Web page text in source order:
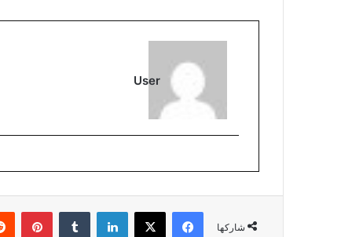
User
شاركها
فيسبوك ‫X لينكدإن